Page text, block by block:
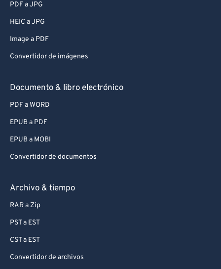
PDF a JPG
HEIC a JPG
Image a PDF
Convertidor de imágenes
Documento & libro electrónico
PDF a WORD
EPUB a PDF
EPUB a MOBI
Convertidor de documentos
Archivo & tiempo
RAR a Zip
PST a EST
CST a EST
Convertidor de archivos